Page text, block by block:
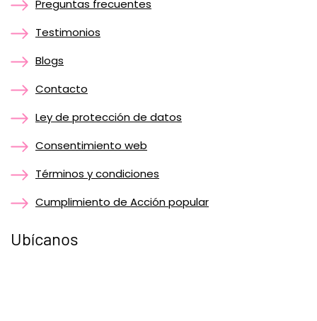
Preguntas frecuentes
Testimonios
Blogs
Contacto
Ley de protección de datos
Consentimiento web
Términos y condiciones
Cumplimiento de Acción popular
Ubícanos